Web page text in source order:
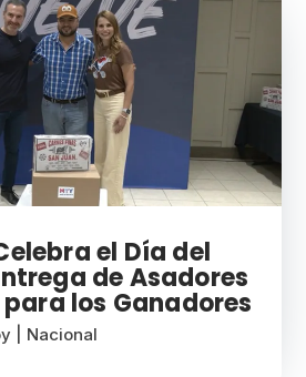
el Día del
de Asadores
los Ganadores
Nacional